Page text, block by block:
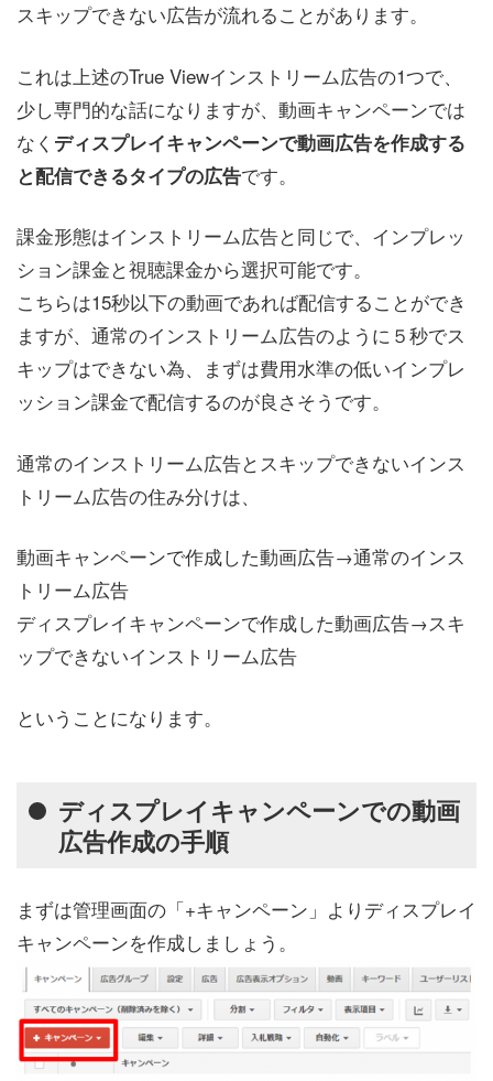
スキップできない広告が流れることがあります。
これは上述のTrue Viewインストリーム広告の1つで、
少し専門的な話になりますが、動画キャンペーンでは
なく ディスプレイキャンペーンで動画広告を作成する
と配信できるタイプの広告です。
課金形態はインストリーム広告と同じで、インプレッ
ション課金と視聴課金から選択可能です。
こちらは15秒以下の動画であれば配信することができ
ますが、通常のインストリーム広告のように５秒でス
キップはできない為、まずは費用水準の低いインプレ
ッション課金で配信するのが良さそうです。
通常のインストリーム広告とスキップできないインス
トリーム広告の住み分けは、
動画キャンペーンで作成した動画広告→通常のインス
トリーム広告
ディスプレイキャンペーンで作成した動画広告→スキ
ップできないインストリーム広告
ということになります。
ディスプレイキャンペーンでの動画
広告作成の手順
まずは管理画面の「+キャンペーン」よりディスプレイ
キャンペーンを作成しましょう。